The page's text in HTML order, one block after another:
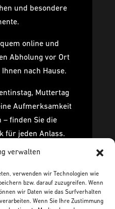
verwalten
verwenden wir Technologien wie
bzw. darauf zuzugreifen. Wenn
wir Daten wie das Surfverhalten
Wenn Sie Ihre Zustimmung
und besondere
online und
Abholung vor Ort
nach Hause.
Muttertag
Aufmerksamkeit
finden Sie die
für jeden Anlass.
Bestellung auf
oder Mobach.